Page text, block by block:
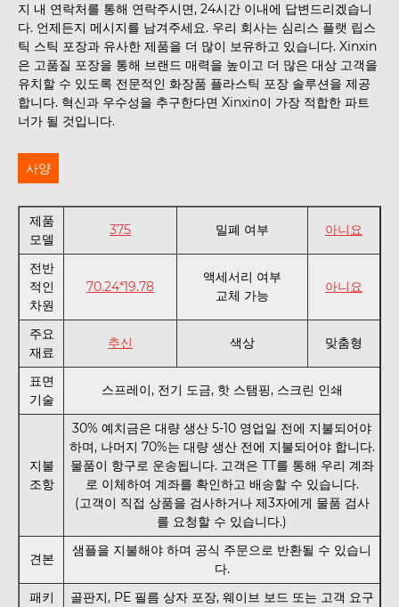
지 내 연락처를 통해 연락주시면, 24시간 이내에 답변드리겠습니
다. 언제든지 메시지를 남겨주세요. 우리 회사는 심리스 플랫 립스
틱 스틱 포장과 유사한 제품을 더 많이 보유하고 있습니다. Xinxin
은 고품질 포장을 통해 브랜드 매력을 높이고 더 많은 대상 고객을
유치할 수 있도록 전문적인 화장품 플라스틱 포장 솔루션을 제공
합니다. 혁신과 우수성을 추구한다면 Xinxin이 가장 적합한 파트
너가 될 것입니다.
사양
제품
모델
375 밀폐 여부 아니요
전반
적인
차원
70.24*19.78
액세서리 여부
교체 가능
아니요
주요
재료
추신 색상 맞춤형
표면
기술
스프레이, 전기 도금, 핫 스탬핑, 스크린 인쇄
지불
조항
30% 예치금은 대량 생산 5-10 영업일 전에 지불되어야
하며, 나머지 70%는 대량 생산 전에 지불되어야 합니다.
물품이 항구로 운송됩니다. 고객은 TT를 통해 우리 계좌
로 이체하여 계좌를 확인하고 배송할 수 있습니다.
(고객이 직접 상품을 검사하거나 제3자에게 물품 검사
를 요청할 수 있습니다.)
견본
샘플을 지불해야 하며 공식 주문으로 반환될 수 있습니
다.
패키
골판지, PE 필름 상자 포장, 웨이브 보드 또는 고객 요구